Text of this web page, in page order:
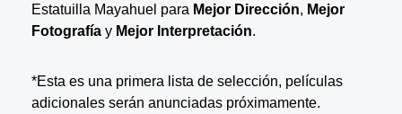
Estatuilla Mayahuel para Mejor Dirección, Mejor
Fotografíay Mejor Interpretación.
*Esta es una primera lista de selección, películas
adicionales serán anunciadas próximamente.